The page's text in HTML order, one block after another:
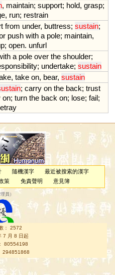
, maintain; support; hold, grasp;
, run; restrain
from under, buttress; sustain;
push with a pole; maintain,
; open. unfurl
a pole over the shoulder;
; undertake; sustain
, take on, bear, sustain
; carry on the back; trust
on; turn the back on; lose; fail;
隨機漢字
最近被搜索的漢字
策 免責聲明 意見簿
員）
： 2572
7 月 8 日起
80554198
294851868